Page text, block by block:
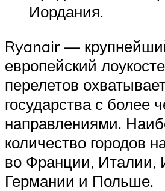
Иордания.
Ryanair —
европейский
перелетов
государства с более
направлениями.
количество городов
во Франции, Италии,
Германии и Польше.